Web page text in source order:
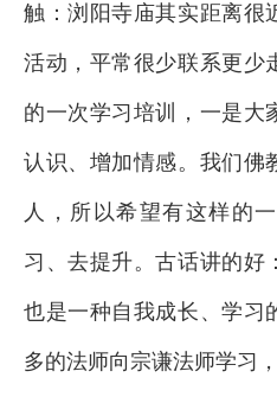
触：浏阳寺庙其实距离很
活动，平常很少联系更少
的一次学习培训，一是大
认识、增加情感。我们佛
人，所以希望有这样的
习、去提升。古话讲的好
也是一种自我成长、学习
多的法师向宗谦法师学习